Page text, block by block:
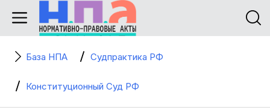
База НПА Судпрактика РФ
Конституционный Суд РФ